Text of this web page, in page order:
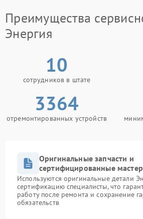
Преимущества
Энергия
10
сотрудников в штате
3364
отремонтированных устройств
Оригинальные запчасти и
сертифицированные
Используются оригинальные детали
сертификацию специалисты, что
работу после ремонта и сохранение
обязательств